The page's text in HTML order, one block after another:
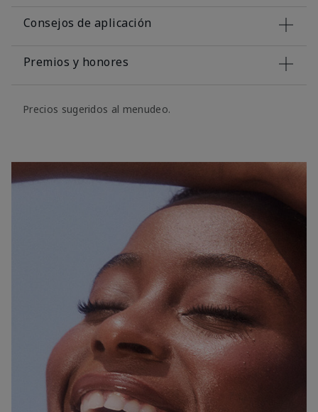
Consejos de aplicación
Premios y honores
Precios sugeridos al menudeo.